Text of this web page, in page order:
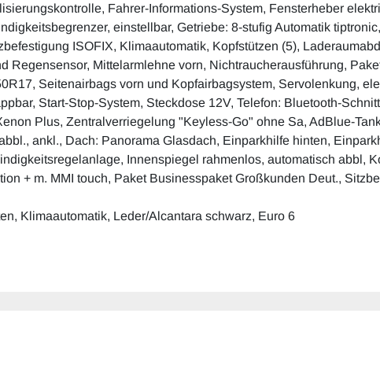
Fahrer-Informations-System, Fensterheber
einstellbar, Getriebe: 8-stufig Automatik
ISOFIX, Klimaautomatik, Kopfstützen (5),
Regensensor, Mittelarmlehne vorn, Nichtraucherausführung,
Seitenairbags vorn und Kopfairbagsystem, Servolenkung,
Start-Stop-System, Steckdose 12V, Telefon: Bluetooth-
Plus, Zentralverriegelung "Keyless-Go" ohne Sa, AdBlue-
ankl., Dach: Panorama Glasdach, Einparkhilfe hinten,
Innenspiegel rahmenlos, automatisch abbl,
+ m. MMI touch, Paket Businesspaket Großkunden Deut.,
Klimaautomatik, Leder/Alcantara schwarz, Euro 6